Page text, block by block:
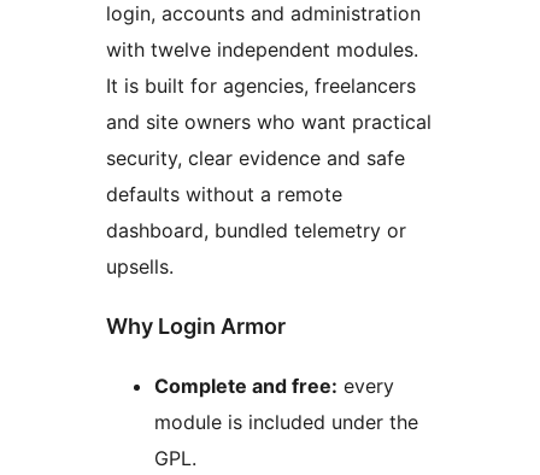
login, accounts and administration
with twelve independent modules.
It is built for agencies, freelancers
and site owners who want practical
security, clear evidence and safe
defaults without a remote
dashboard, bundled telemetry or
upsells.
Why Login Armor
Complete and free: every
module is included under the
GPL.